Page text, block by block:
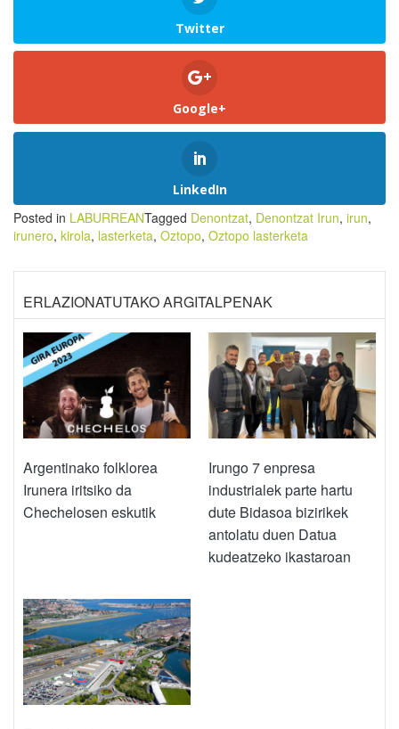
Twitter
Google+
LinkedIn
Posted in LABURREANTagged Denontzat, Denontzat Irun, irun,
irunero, kirola, lasterketa, Oztopo, Oztopo lasterketa
ERLAZIONATUTAKO ARGITALPENAK
Argentinako folklorea
Irunera iritsiko da
Chechelosen eskutik
Irungo 7 enpresa
industrialek parte hartu
dute Bidasoa bizirikek
antolatu duen Datua
kudeatzeko ikastaroan